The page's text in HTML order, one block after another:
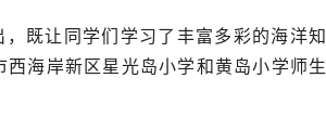
既让同学们学习了丰富多彩的海洋知
海岸新区星光岛小学和黄岛小学师生